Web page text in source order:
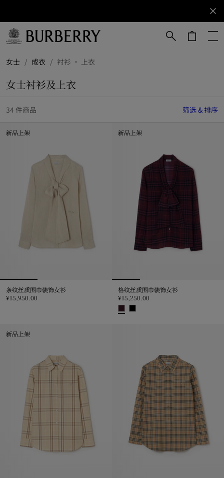
订阅获取
Burberry
品牌资
女士 / 成衣 / 衬衫 · 上衣
女士衬衫及上衣
34 件商品 筛选 & 排序
新品上架
条纹丝质围巾装饰女衫
¥15,950.00
新品上架
格纹丝质围巾装饰女衫
¥15,250.00
新品上架